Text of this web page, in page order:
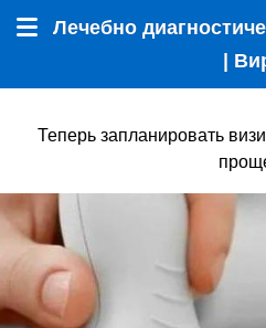
Лечебно
|
Теперь запланировать